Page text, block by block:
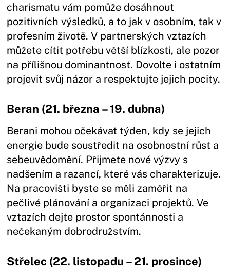
charismatu vám pomůže dosáhnout
pozitivních výsledků, a to jak v osobním, tak v
profesním životě. V partnerských vztazích
můžete cítit potřebu větší blízkosti, ale pozor
na přílišnou dominantnost. Dovolte i ostatním
projevit svůj názor a respektujte jejich pocity.
Beran (21. března – 19. dubna)
Berani mohou očekávat týden, kdy se jejich
energie bude soustředit na osobnostní růst a
sebeuvědomění. Přijmete nové výzvy s
nadšením a razancí, které vás charakterizuje.
Na pracovišti byste se měli zaměřit na
pečlivé plánování a organizaci projektů. Ve
vztazích dejte prostor spontánnosti a
nečekaným dobrodružstvím.
Střelec (22. listopadu – 21. prosince)